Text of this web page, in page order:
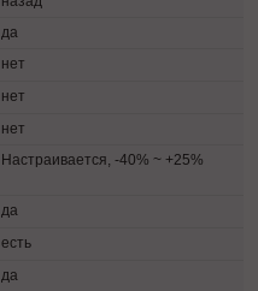
да
нет
нет
нет
Настраивается, -40% ~ +25%
да
есть
да